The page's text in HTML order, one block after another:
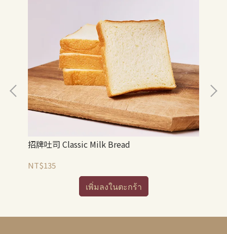
招牌吐司 Classic Milk Bread
NT$135
เพิ่มลงในตะกร้า